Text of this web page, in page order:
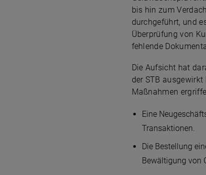
bis hin zum
durchgeführt, und
Überprüfung von
fehlende
Die Aufsicht hat
der STB
Maßnahmen
Eine
Transaktionen.
Die Bestellung
Bewältigung von